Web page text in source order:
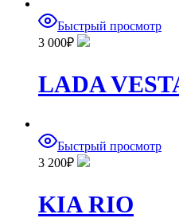
Быстрый просмотр
3 000₽
LADA
Быстрый просмотр
3 200₽
KIA RIO